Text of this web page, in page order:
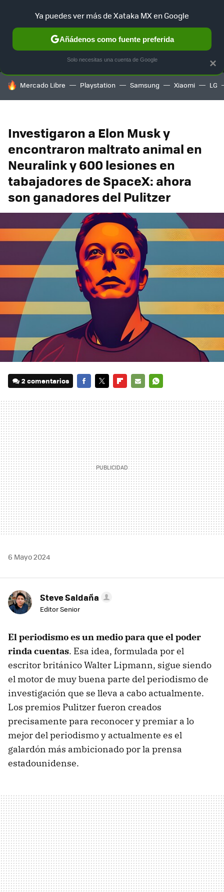
MENÚ NUEVO
GAMING HOME AUTO
HOY SE HABLA DE
Mercado Libre Playstation Samsung Xiaomi LG
Investigaron a Elon Musk y
encontraron maltrato animal en
Neuralink y 600 lesiones en
tabajadores de SpaceX: ahora
son ganadores del Pulitzer
2 comentarios
MAIL
6 Mayo 2024
Steve Saldaña
Editor Senior
El periodismo es un medio para que el poder
rinda cuentas. Esa idea, formulada por el
escritor británico Walter Lipmann, sigue siendo
el motor de muy buena parte del periodismo de
investigación que se lleva a cabo actualmente.
Los premios Pulitzer fueron creados
precisamente para reconocer y premiar a lo
mejor del periodismo y actualmente es el
galardón más ambicionado por la prensa
estadounidense.
×
Ya puedes ver más de Xataka MX en Google
Añádenos como fuente preferida
Solo necesitas una cuenta de Google